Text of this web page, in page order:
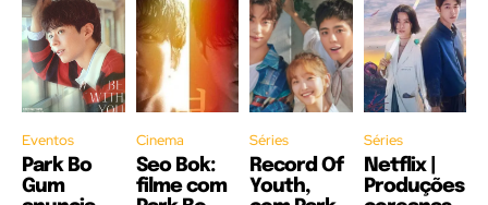
Eventos
Park Bo
Gum
Cinema
Seo Bok:
filme com
Séries
Record Of
Youth,
Séries
Netflix |
Produções